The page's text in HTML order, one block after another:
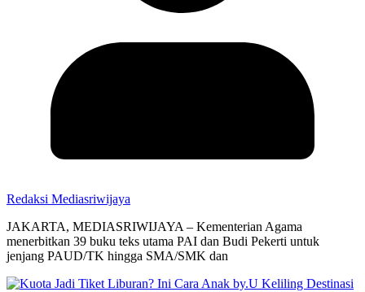
Redaksi Mediasriwijaya
JAKARTA, MEDIASRIWIJAYA – Kementerian Agama
menerbitkan 39 buku teks utama PAI dan Budi Pekerti untuk
jenjang PAUD/TK hingga SMA/SMK dan